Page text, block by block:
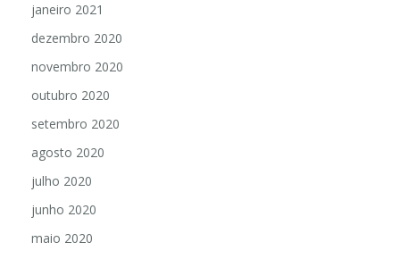
janeiro 2021
dezembro 2020
novembro 2020
outubro 2020
setembro 2020
agosto 2020
julho 2020
junho 2020
maio 2020